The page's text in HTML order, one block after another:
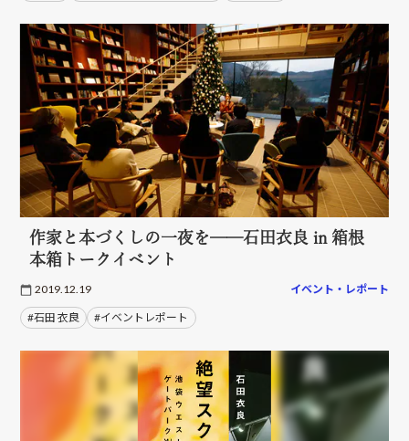
作家と本づくしの一夜を──石田衣良 in 箱根
本箱トークイベント
2019.12.19 イベント・レポート
#石田 衣良 #イベントレポート